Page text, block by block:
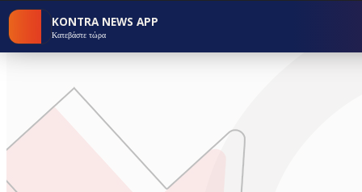
KONTRA NEWS APP
Κατεβάστε τώρα